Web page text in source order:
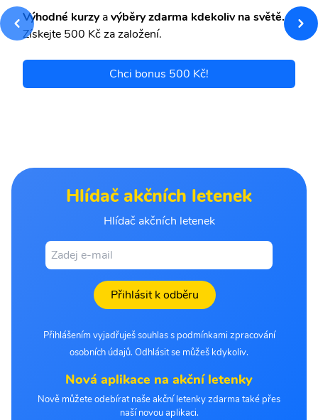
Výhodné kurzyavýběry zdarma kdekoliv na světě.
Získejte 500 Kč za založení.
Chci bonus 500 Kč!
Hlídač akčních letenek
Hlídač akčních letenek
Přihlásit k odběru
Přihlášením vyjadřuješ souhlas s podmínkami zpracování
osobních údajů. Odhlásit se můžeš kdykoliv.
Nová aplikace na akční letenky
Nově můžete odebírat naše akční letenky zdarma také přes
naší novou aplikaci.